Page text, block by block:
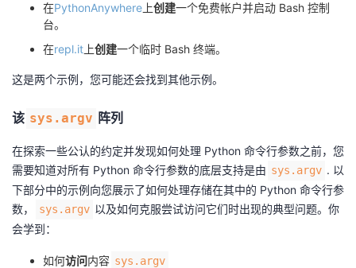
在PythonAnywhere 上创建一个免费帐户并启动 Bash 控制
台。
在repl.it 上创建一个临时 Bash 终端。
这是两个示例，您可能还会找到其他示例。
该 sys.argv 阵列
在探索一些公认的约定并发现如何处理 Python 命令行参数之前，您
需要知道对所有 Python 命令行参数的底层支持是由 sys.argv . 以
下部分中的示例向您展示了如何处理存储在其中的 Python 命令行参
数，
sys.argv 以及如何克服尝试访问它们时出现的典型问题。你
会学到：
如何访问内容 sys.argv